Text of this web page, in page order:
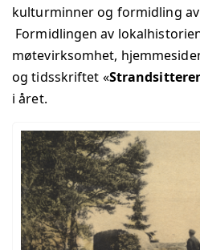
kulturminner og formidling
Formidlingen av
møtevirksomhet,
og tidsskriftet «
i året.